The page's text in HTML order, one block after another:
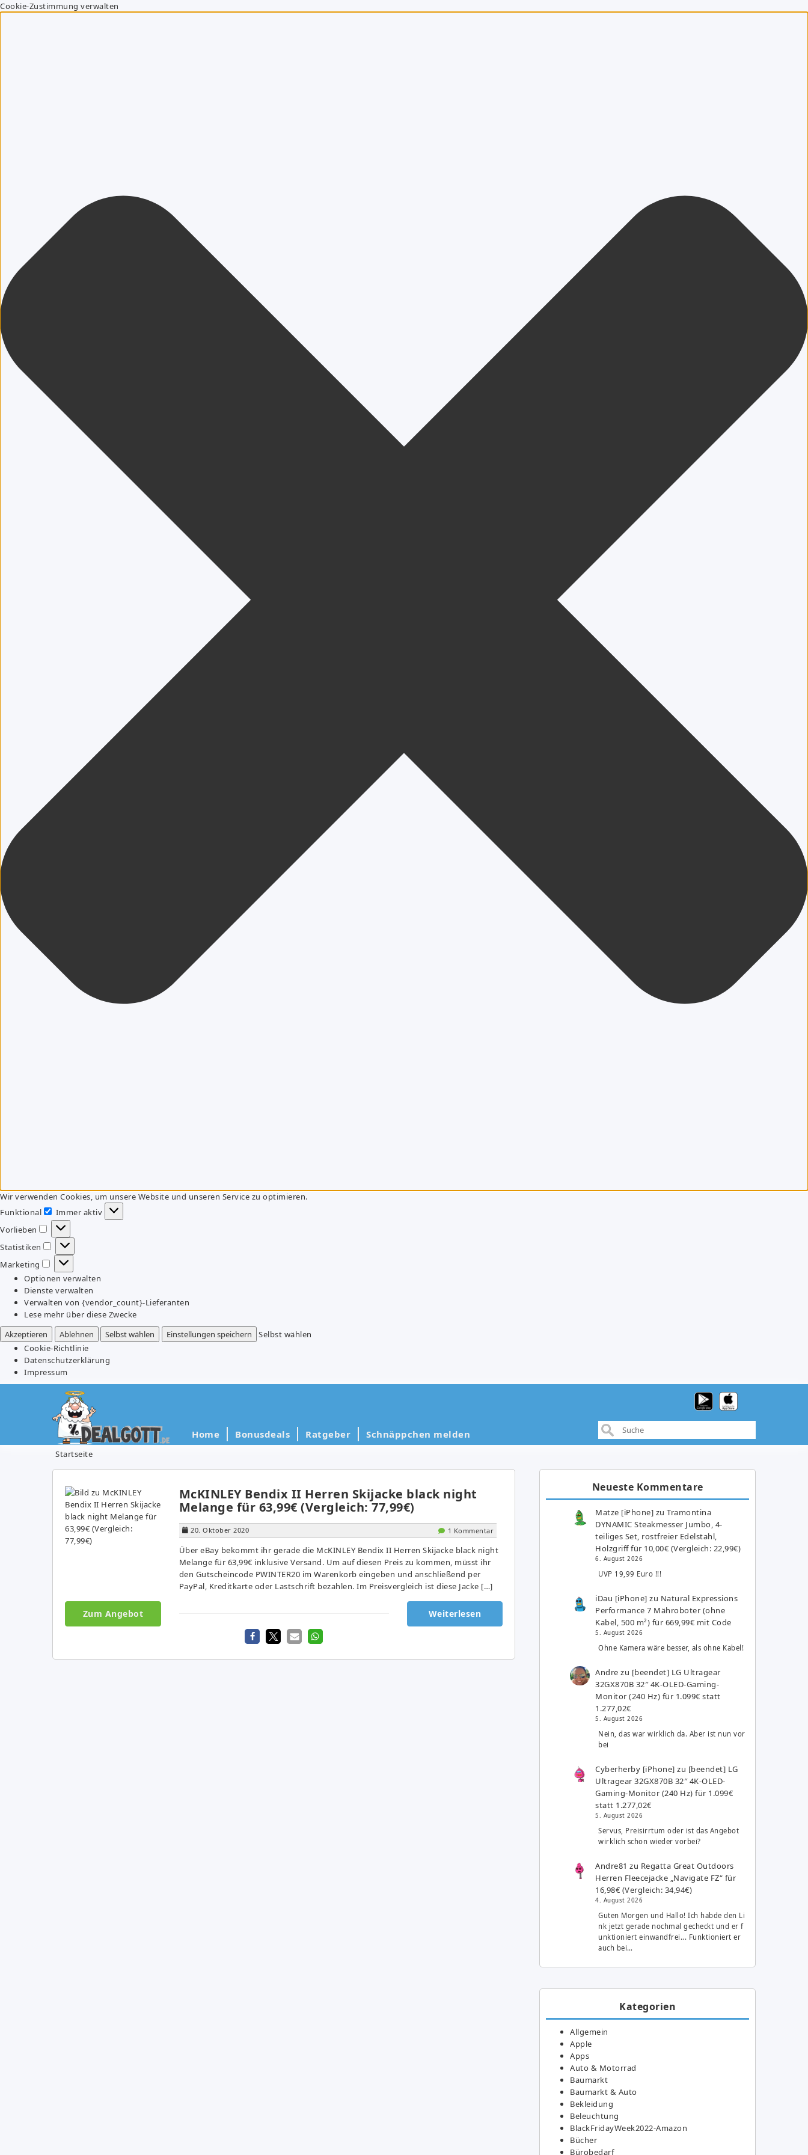
Cookie-Zustimmung verwalten
Wir verwenden Cookies, um unsere Website und unseren Service zu optimieren.
Funktional
Funktional
Immer aktiv
Vorlieben
Vorlieben
Statistiken
Statistiken
Marketing
Marketing
Optionen verwalten
Dienste verwalten
Verwalten von {vendor_count}-Lieferanten
Lese mehr über diese Zwecke
Akzeptieren
Ablehnen Selbst wählen Einstellungen speichern
Selbst wählen
Cookie-Richtlinie
Datenschutzerklärung
Impressum
Home Bonusdeals Ratgeber Schnäppchen melden
Startseite
McKINLEY Bendix II Herren Skijacke black night
Melange für 63,99€ (Vergleich: 77,99€)
20. Oktober 2020 1 Kommentar
Über eBay bekommt ihr gerade die McKINLEY Bendix II Herren Skijacke black night
Melange für 63,99€ inklusive Versand. Um auf diesen Preis zu kommen, müsst ihr
den Gutscheincode PWINTER20 im Warenkorb eingeben und anschließend per
PayPal, Kreditkarte oder Lastschrift bezahlen. Im Preisvergleich ist diese Jacke […]
Zum Angebot Weiterlesen
Neueste Kommentare
Matze [iPhone] zuTramontina
DYNAMIC Steakmesser Jumbo, 4-
teiliges Set, rostfreier Edelstahl,
Holzgriff für 10,00€ (Vergleich: 22,99€)
6. August 2026
UVP 19,99 Euro !!!
iDau [iPhone] zu Natural Expressions
Performance 7 Mähroboter (ohne
Kabel, 500 m²) für 669,99€ mit Code
5. August 2026
Ohne Kamera wäre besser, als ohne Kabel!
Andre zu [beendet] LG Ultragear
32GX870B 32″ 4K-OLED-Gaming-
Monitor (240 Hz) für 1.099€ statt
1.277,02€
5. August 2026
Nein, das war wirklich da. Aber ist nun vor
bei
Cyberherby [iPhone] zu [beendet] LG
Ultragear 32GX870B 32″ 4K-OLED-
Gaming-Monitor (240 Hz) für 1.099€
statt 1.277,02€
5. August 2026
Servus, Preisirrtum oder ist das Angebot
wirklich schon wieder vorbei?
Andre81 zu Regatta Great Outdoors
Herren Fleecejacke „Navigate FZ“ für
16,98€ (Vergleich: 34,94€)
4. August 2026
Guten Morgen und Hallo! Ich habde den Li
nk jetzt gerade nochmal gecheckt und er f
unktioniert einwandfrei... Funktioniert er
auch bei…
Kategorien
Allgemein
Apple
Apps
Auto & Motorrad
Baumarkt
Baumarkt & Auto
Bekleidung
Beleuchtung
BlackFridayWeek2022-Amazon
Bücher
Bürobedarf